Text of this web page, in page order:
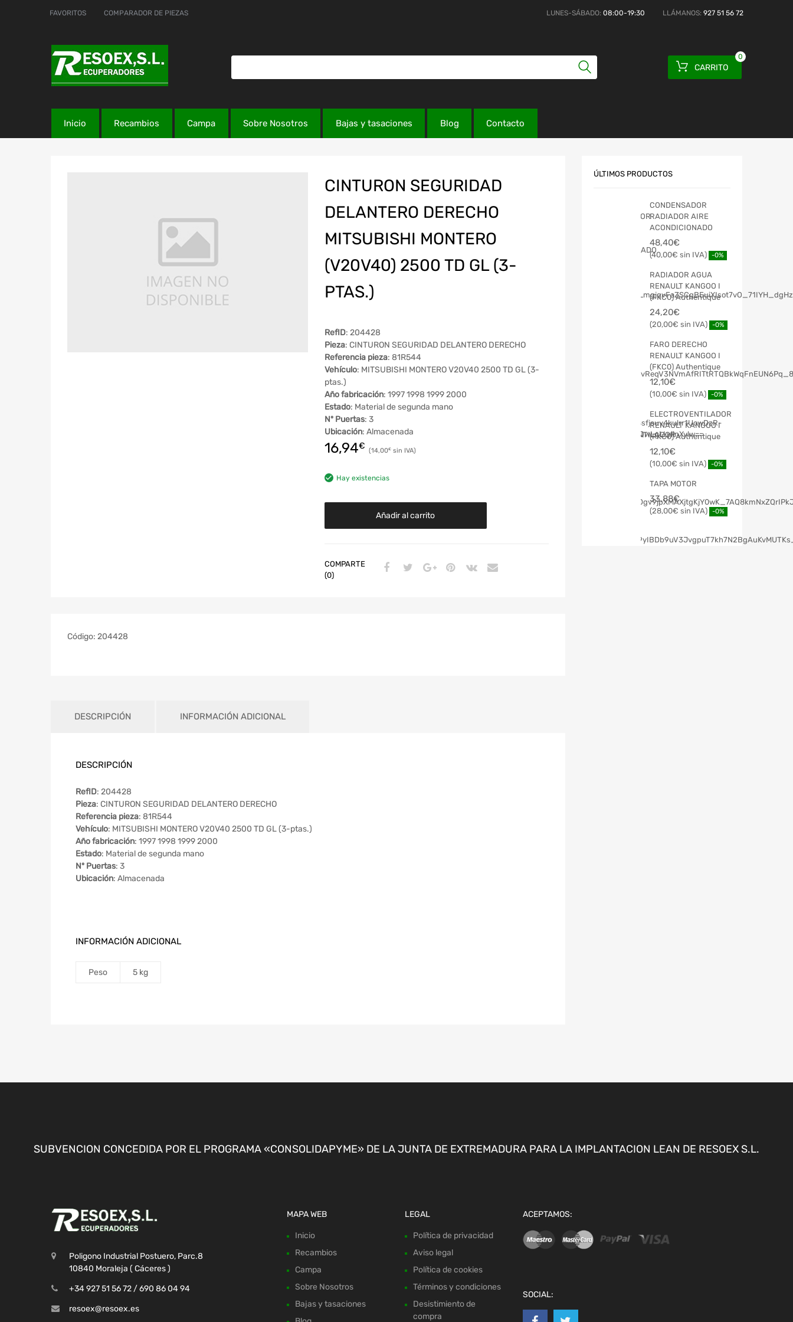
FAVORITOS COMPARADOR DE PIEZAS LUNES-SÁBADO: 08:00-19:30 LLÁMANOS: 927 51 56 72
CARRITO
0
Inicio Recambios Campa Sobre Nosotros Bajas y tasaciones Blog Contacto
CINTURON SEGURIDAD
DELANTERO DERECHO
MITSUBISHI MONTERO
(V20V40) 2500 TD GL (3-
PTAS.)
RefID: 204428
Pieza: CINTURON SEGURIDAD DELANTERO DERECHO
Referencia pieza: 81R544
Vehículo: MITSUBISHI MONTERO V20V40 2500 TD GL (3-
ptas.)
Año fabricación: 1997 1998 1999 2000
Estado: Material de segunda mano
Nº Puertas: 3
Ubicación: Almacenada
16,94€ 14,00€
Hay existencias
Añadir al carrito
COMPARTE
(0)
Código: 204428
DESCRIPCIÓN INFORMACIÓN ADICIONAL
DESCRIPCIÓN
RefID: 204428
Pieza: CINTURON SEGURIDAD DELANTERO DERECHO
Referencia pieza: 81R544
Vehículo: MITSUBISHI MONTERO V20V40 2500 TD GL (3-ptas.)
Año fabricación: 1997 1998 1999 2000
Estado: Material de segunda mano
Nº Puertas: 3
Ubicación: Almacenada
INFORMACIÓN ADICIONAL
Peso 5 kg
ÚLTIMOS PRODUCTOS
CONDENSADOR
RADIADOR AIRE
ACONDICIONADO
48,40€
40,00€ -0%
RADIADOR AGUA
RENAULT KANGOO I
(FKC0) Authentique
24,20€
20,00€ -0%
FARO DERECHO
RENAULT KANGOO I
(FKC0) Authentique
12,10€
10,00€ -0%
ELECTROVENTILADOR
RENAULT KANGOO I
(FKC0) Authentique
12,10€
10,00€ -0%
TAPA MOTOR
33,88€
28,00€ -0%
SUBVENCION CONCEDIDA POR EL PROGRAMA «CONSOLIDAPYME» DE LA JUNTA DE EXTREMADURA PARA LA IMPLANTACION LEAN DE RESOEX S.L.
Poligono Industrial Postuero, Parc.8
10840 Moraleja ( Cáceres )
+34 927 51 56 72 / 690 86 04 94
resoex@resoex.es
MAPA WEB
Inicio
Recambios
Campa
Sobre Nosotros
Bajas y tasaciones
LEGAL
Política de privacidad
Aviso legal
Política de cookies
Términos y condiciones
Desistimiento de
compra
ACEPTAMOS:
SOCIAL: